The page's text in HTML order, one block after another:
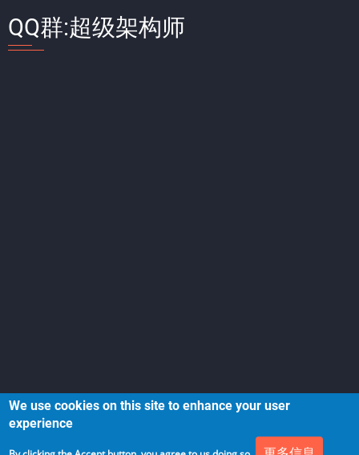
QQ群:超级架构师
We use cookies on this site to enhance your user
experience